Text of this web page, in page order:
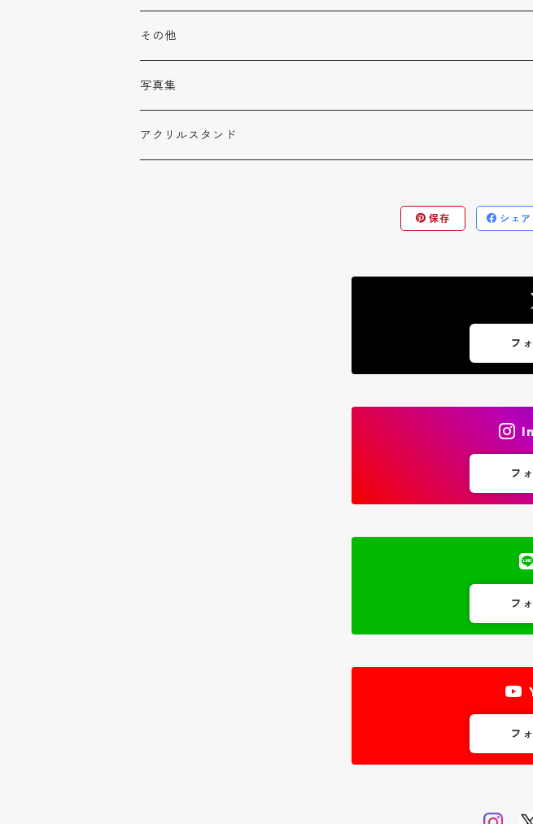
その他
生誕用カンパ
待雪 アイリ
君だけちゅっちゅ倶楽部会報
写真集
デジタル写真集
アクリルスタンド
保存 シェア
フ
フ
フ
フ